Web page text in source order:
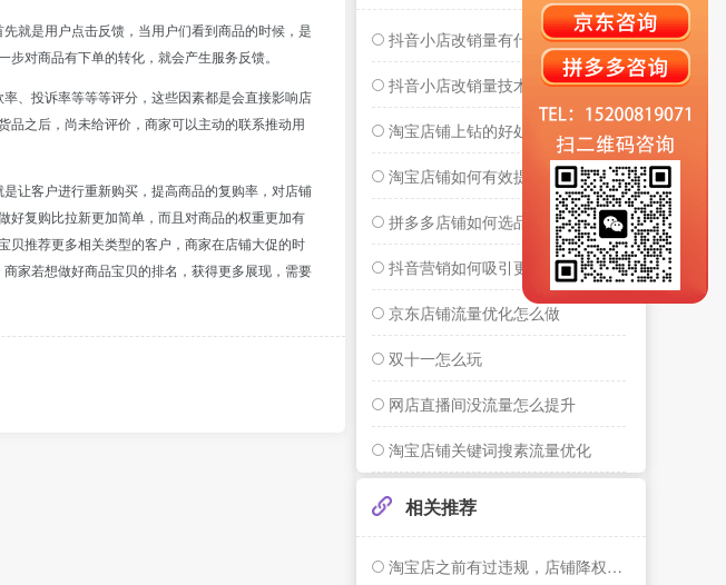
就是用户点击反馈，当用户们看到商品的时候，是
对商品有下单的转化，就会产生服务反馈。
率、投诉率等等等评分，这些因素都是会直接影响店
品之后，尚未给评价，商家可以主动的联系推动用
让客户进行重新购买，提高商品的复购率，对店铺
好复购比拉新更加简单，而且对商品的权重更加有
贝推荐更多相关类型的客户，商家在店铺大促的时
商家若想做好商品宝贝的排名，获得更多展现，需要
抖音小店改销量有什么好处？
抖音小店改销量技术是什么？抖音小店怎么修改销量？
淘宝店铺上钻的好处
淘宝店铺如何有效提升销量
拼多多店铺如何选品
抖音营销如何吸引更多粉丝
京东店铺流量优化怎么做
双十一怎么玩
网店直播间没流量怎么提升
淘宝店铺关键词搜素流量优化
相关推荐
淘宝店之前有过违规，店铺降权，一堆差评，怎样让淘宝店起死回生？